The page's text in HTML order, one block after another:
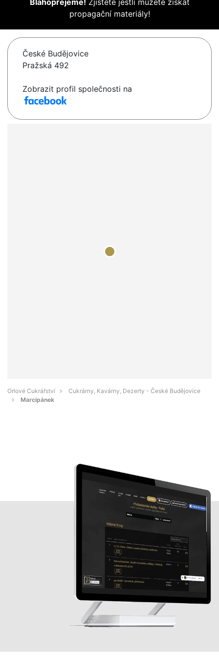
Blahopřejeme! Zjistěte jestli můžete získat
propagační materiály!
České Budějovice
Pražská 492
Zobrazit profil společnosti na
Orlové Cukrářství
Cukrárny, Kavárny, Dezerty - České Budějovice
Marcipánek